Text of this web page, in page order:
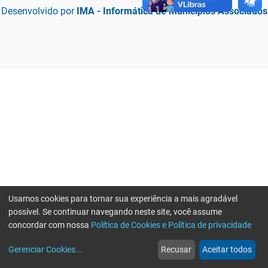
Desenvolvido por IMA - Informática de Municípios Associados
web
Notícias
more_horiz
Mais
Usamos cookies para tornar sua experiência a mais agradável
possível. Se continuar navegando neste site, você assume
concordar com nossa Política de Cookies e Política de privacidade
Gerenciar Cookies... Recusar Aceitar todos
Erro ao enviar informações, por favor tente novamente